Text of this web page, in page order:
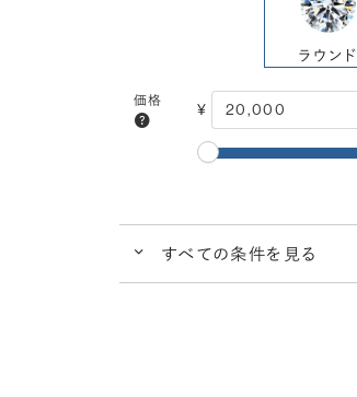
ラウンド
価格 ¥
すべての条件を見る